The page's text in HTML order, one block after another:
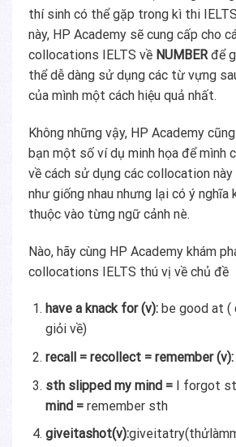
thí sinh có thể gặp trong kì thi
này, HP Academy sẽ cung cấp cho
collocations IELTS về NUMBERđể
thể dễ dàng sử dụng các từ vựng
của mình một cách hiệu quả nhất.
Không những vậy, HP Academy
bạn một số ví dụ minh họa để mình
về cách sử dụng các collocation
như giống nhau nhưng lại có ý nghĩa
thuộc vào từng ngữ cảnh nè.
Nào, hãy cùng HP Academy khám
collocations IELTS thú vị về chủ đề
have a knack for (v): be good at (
giỏi về)
recall = recollect = remember (v):
sth slipped my mind = I forgot
mind = remember sth
giveitashot(v):